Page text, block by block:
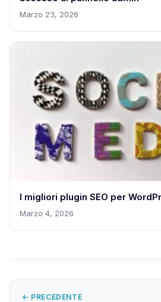
Marzo 23, 2026
I migliori plugin SEO per
Marzo 4, 2026
← PRECEDENTE